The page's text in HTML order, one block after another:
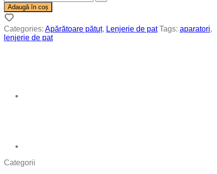
Adaugă în coș
Categories: Apărătoare pătuț, Lenjerie de pat Tags: aparatori,
lenjerie de pat
Categorii